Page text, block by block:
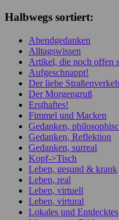
Halbwegs sortiert:
Abendgedanken
Alltagswissen
Artikel, die noch offen
Aufgeschnappt!
Der liebe
Der Morgengruß
Ersthaftes!
Fimmel und Macken
Gedanken,
Gedanken, Reflektion
Gedanken, surreal
Kopf->Tisch
Leben, gesund & krank
Leben, real
Leben, virtuell
Leben, virtural
Lokales und Entdecktes